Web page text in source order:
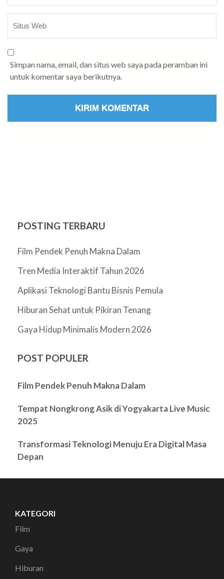
Simpan nama, email, dan situs web saya pada peramban ini
untuk komentar saya berikutnya.
POSTING TERBARU
Film Pendek Penuh Makna Dalam
Tren Media Interaktif Tahun 2026
Aplikasi Teknologi Bantu Bisnis Pemula
Hiburan Sehat untuk Pikiran Tenang
Gaya Hidup Minimalis Modern 2026
POST POPULER
Film Pendek Penuh Makna Dalam
Tempat Nongkrong Asik di Yogyakarta Live Music
2025
Transformasi Teknologi Menuju Era Digital Masa
Depan
KATEGORI
Film
Gaya
Hiburan